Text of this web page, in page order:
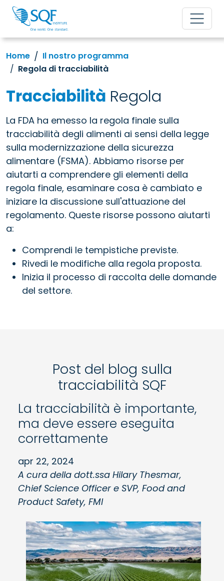
Home
Il nostro programma
Regola di tracciabilità
Tracciabilità Regola
La FDA ha emesso la regola finale sulla
tracciabilità degli alimenti ai sensi della legge
sulla modernizzazione della sicurezza
alimentare (FSMA). Abbiamo risorse per
aiutarti a comprendere gli elementi della
regola finale, esaminare cosa è cambiato e
iniziare la discussione sull'attuazione del
regolamento. Queste risorse possono aiutarti
a:
Comprendi le tempistiche previste.
Rivedi le modifiche alla regola proposta.
Inizia il processo di raccolta delle domande
del settore.
Post del blog sulla
tracciabilità SQF
La tracciabilità è importante,
ma deve essere eseguita
correttamente
apr 22, 2024
A cura della dott.ssa Hilary Thesmar,
Chief Science Officer e SVP, Food and
Product Safety, FMI